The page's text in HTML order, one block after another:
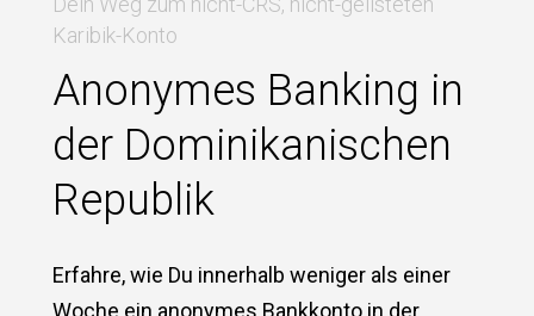
Karibik-Konto
Anonymes Banking in
der Dominikanischen
Republik
Erfahre, wie Du innerhalb weniger als einer
Woche ein anonymes Bankkonto in der